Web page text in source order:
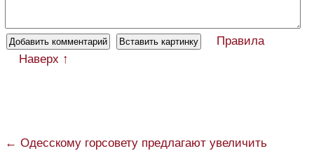
Правила
Наверх ↑
← Одесскому горсовету предлагают увеличить